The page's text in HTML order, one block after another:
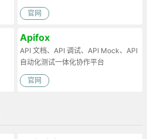
官网
Apifox
API 文档、API 调试、API Mock、API
自动化测试一体化协作平台
官网